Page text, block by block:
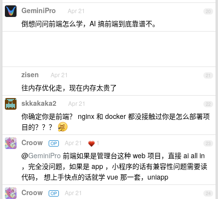
20
GeminiPro Apr 21
倒想问问前端怎么学，AI 搞前端到底靠谱不。
21
zisen Apr 21
往内存优化走，现在内存太贵了
22
skkakaka2 Apr 21
你确定你是前端？ nginx 和 docker 都没接触过你是怎么部署项
目的？？？
23
Croow OP Apr 21 1
@GeminiPro 前端如果是管理台这种 web 项目，直接 ai all in
，完全没问题，如果是 app ，小程序的话有兼容性问题需要读
代码， 想上手快点的话就学 vue 那一套，uniapp
24
Croow OP Apr 21